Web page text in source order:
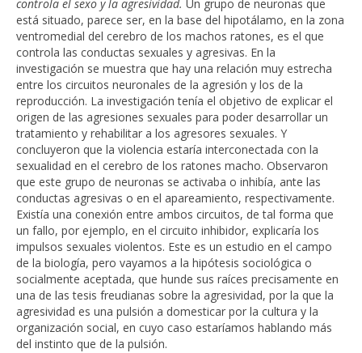
controla el sexo y la agresividad. Un grupo de neuronas que
está situado, parece ser, en la base del hipotálamo, en la zona
ventromedial del cerebro de los machos ratones, es el que
controla las conductas sexuales y agresivas. En la
investigación se muestra que hay una relación muy estrecha
entre los circuitos neuronales de la agresión y los de la
reproducción. La investigación tenía el objetivo de explicar el
origen de las agresiones sexuales para poder desarrollar un
tratamiento y rehabilitar a los agresores sexuales. Y
concluyeron que la violencia estaría interconectada con la
sexualidad en el cerebro de los ratones macho. Observaron
que este grupo de neuronas se activaba o inhibía, ante las
conductas agresivas o en el apareamiento, respectivamente.
Existía una conexión entre ambos circuitos, de tal forma que
un fallo, por ejemplo, en el circuito inhibidor, explicaría los
impulsos sexuales violentos. Este es un estudio en el campo
de la biología, pero vayamos a la hipótesis sociológica o
socialmente aceptada, que hunde sus raíces precisamente en
una de las tesis freudianas sobre la agresividad, por la que la
agresividad es una pulsión a domesticar por la cultura y la
organización social, en cuyo caso estaríamos hablando más
del instinto que de la pulsión.